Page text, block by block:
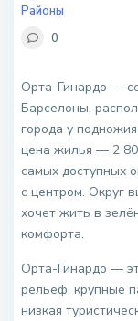
Районы
0
Орта-Гинардо —
Барселоны,
города у
цена жилья — 2
самых доступных
с центром. Округ
хочет жить в
комфорта.
Орта-Гинардо —
рельеф, крупные
низкая